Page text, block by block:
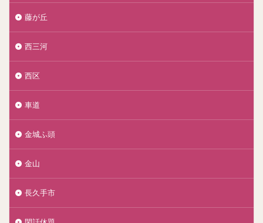
藤が丘
西三河
西区
車道
金城ふ頭
金山
長久手市